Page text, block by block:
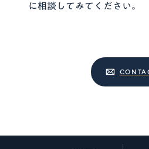
に相談してみてください。